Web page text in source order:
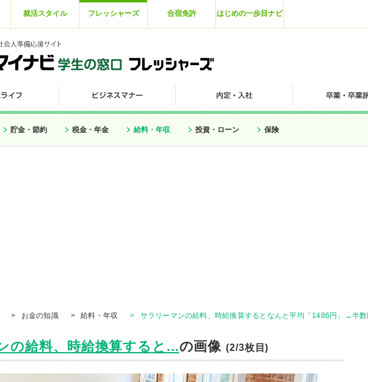
就活スタイル フレッシャーズ 合宿免許 はじめの一歩目ナビ
貯金・節約 税金・年金 給料・年収 投資・ローン 保険
> お金の知識 > 給料・年収 > サラリーマンの給料、時給換算するとなんと平均「1486円」→半
の給料、時給換算すると...の画像(2/3枚目)